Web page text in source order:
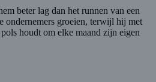
beter lag dan het runnen van een
ondernemers groeien, terwijl hij met
houdt om elke maand zijn eigen